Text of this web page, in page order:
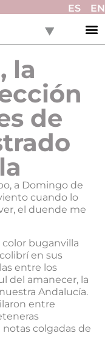
ES EN
la
de
a Domingo de
cuando lo
el duende me
color buganvilla
en sus
entre los
del amanecer, la
Andalucía.
entre
colgadas de